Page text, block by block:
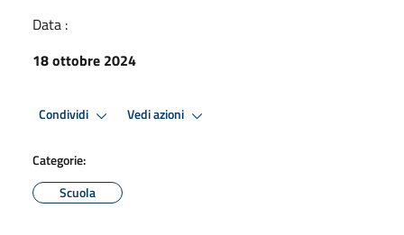
Data :
18 ottobre 2024
Condividi Vedi azioni
Categorie:
Scuola